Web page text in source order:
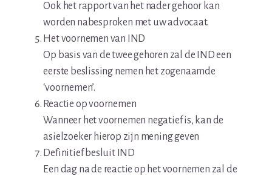
Ook het rapport van het nader gehoor kan
worden nabesproken met uw advocaat.
Het voornemen van IND
Op basis van de twee gehoren zal de IND een
eerste beslissing nemen het zogenaamde
‘voornemen’.
Reactie op voornemen
Wanneer het voornemen negatief is, kan de
asielzoeker hierop zijn mening geven
Definitief besluit IND
Een dag na de reactie op het voornemen zal de